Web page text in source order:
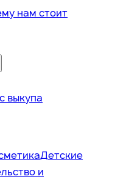
нам стоит
выкупа
Детские
и